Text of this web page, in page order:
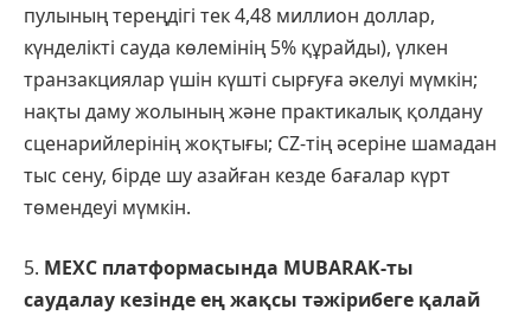
пулының тереңдігі тек 4,48 миллион доллар,
күнделікті сауда көлемінің 5% құрайды), үлкен
транзакциялар үшін күшті сырғуға әкелуі мүмкін;
нақты даму жолының және практикалық қолдану
сценарийлерінің жоқтығы; CZ-тің әсеріне шамадан
тыс сену, бірде шу азайған кезде бағалар күрт
төмендеуі мүмкін.
5. MEXC платформасында MUBARAK-ты
саудалау кезінде ең жақсы тәжірибеге қалай